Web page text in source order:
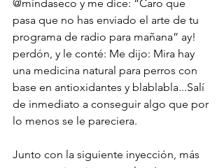
@mindaseco y me dice: “Caro que
pasa que no has enviado el arte de tu
programa de radio para mañana” ay!
perdón, y le conté: Me dijo: Mira hay
una medicina natural para perros con
base en antioxidantes y blablabla...Salí
de inmediato a conseguir algo que por
lo menos se le pareciera.
Junto con la siguiente inyección, más